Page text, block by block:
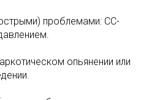
проблемами: СС-
опьянении или